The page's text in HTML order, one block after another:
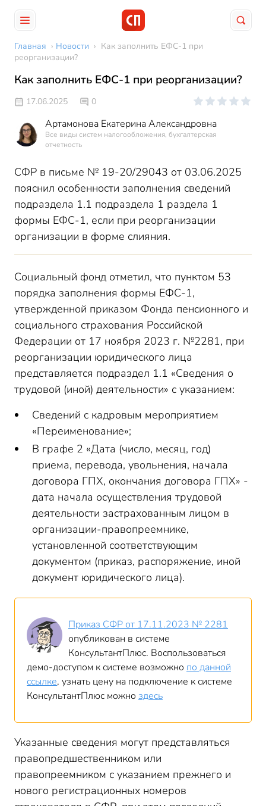
Главная › Новости › Как заполнить ЕФС-1 при
реорганизации?
Как заполнить ЕФС-1 при реорганизации?
17.06.2025 0
Артамонова Екатерина Александровна
Все виды систем налогообложения, бухгалтерская
отчетность
СФР в письме № 19-20/29043 от 03.06.2025
пояснил особенности заполнения сведений
подраздела 1.1 подраздела 1 раздела 1
формы ЕФС-1, если при реорганизации
организации в форме слияния.
Социальный фонд отметил, что пунктом 53
порядка заполнения формы ЕФС-1,
утвержденной приказом Фонда пенсионного и
социального страхования Российской
Федерации от 17 ноября 2023 г. №2281, при
реорганизации юридического лица
представляется подраздел 1.1 «Сведения о
трудовой (иной) деятельности» с указанием:
Сведений с кадровым мероприятием
«Переименование»;
В графе 2 «Дата (число, месяц, год)
приема, перевода, увольнения, начала
договора ГПХ, окончания договора ГПХ» -
дата начала осуществления трудовой
деятельности застрахованным лицом в
организации-правопреемнике,
установленной соответствующим
документом (приказ, распоряжение, иной
документ юридического лица).
Приказ СФР от 17.11.2023 № 2281
опубликован в системе
КонсультантПлюс. Воспользоваться
демо-доступом к системе возможно по данной
ссылке, узнать цену на подключение к системе
КонсультантПлюс можно здесь
Указанные сведения могут представляться
правопредшественником или
правопреемником с указанием прежнего и
нового регистрационных номеров